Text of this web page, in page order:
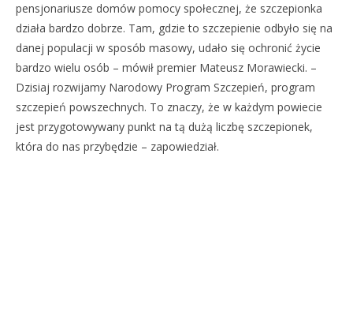
pensjonariusze domów pomocy społecznej, że szczepionka
działa bardzo dobrze. Tam, gdzie to szczepienie odbyło się na
danej populacji w sposób masowy, udało się ochronić życie
bardzo wielu osób – mówił premier Mateusz Morawiecki. –
Dzisiaj rozwijamy Narodowy Program Szczepień, program
szczepień powszechnych. To znaczy, że w każdym powiecie
jest przygotowywany punkt na tą dużą liczbę szczepionek,
która do nas przybędzie – zapowiedział.